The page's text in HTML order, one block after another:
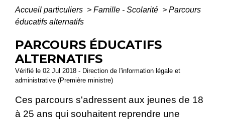
Accueil particuliers > Famille - Scolarité > Parcours
éducatifs alternatifs
PARCOURS ÉDUCATIFS
ALTERNATIFS
Vérifié le 02 Jul 2018 - Direction de l'information légale et
administrative (Première ministre)
Ces parcours s'adressent aux jeunes de 18
à 25 ans qui souhaitent reprendre une